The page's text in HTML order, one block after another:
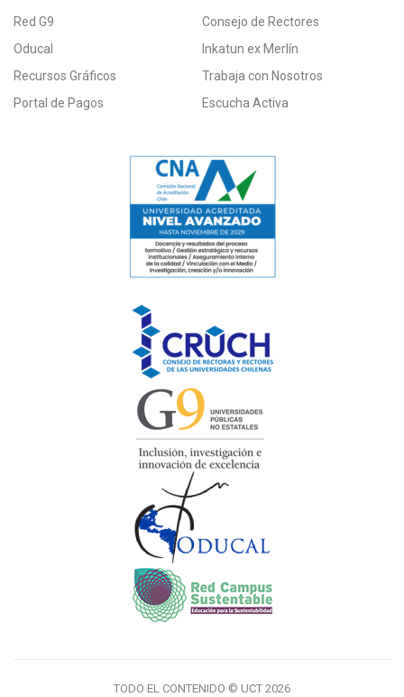
Red G9
Consejo de Rectores
Oducal
Inkatun ex Merlín
Recursos Gráficos
Trabaja con Nosotros
Portal de Pagos
Escucha Activa
TODO EL CONTENIDO © UCT 2026